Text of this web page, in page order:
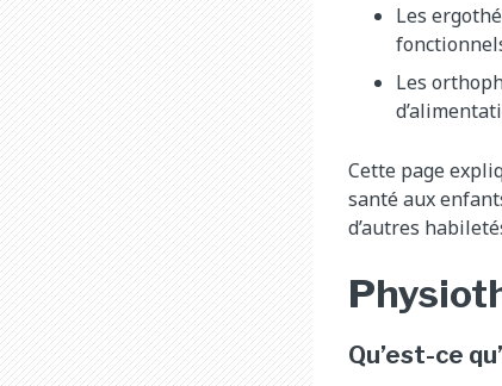
Les
Les
Cette page
santé aux
d’autres
Qu’est-ce